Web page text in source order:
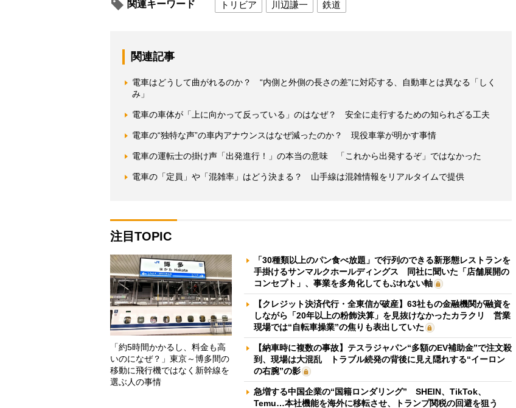
関連キーワード トリビア 川辺謙一 鉄道
関連記事
電車はどうして曲がれるのか？ “内側と外側の長さの差”に対応する、自動車とは異なる「しく
み」
電車の車体が「上に向かって反っている」のはなぜ？ 安全に走行するための知られざる工夫
電車の“独特な声”の車内アナウンスはなぜ減ったのか？ 現役車掌が明かす事情
電車の運転士の掛け声「出発進行！」の本当の意味 「これから出発するぞ」ではなかった
電車の「定員」や「混雑率」はどう決まる？ 山手線は混雑情報をリアルタイムで提供
注目TOPIC
「約5時間かかるし、料金も高
いのになぜ？」東京～博多間の
移動に飛行機ではなく新幹線を
選ぶ人の事情
「30種類以上のパン食べ放題」で行列のできる新形態レストランを
手掛けるサンマルクホールディングス 同社に聞いた「店舗展開の
コンセプト」、事業を多角化してもぶれない軸
【クレジット決済代行・全東信が破産】63社もの金融機関が融資を
しながら「20年以上の粉飾決算」を見抜けなかったカラクリ 営業
現場では“自転車操業”の焦りも表出していた
【納車時に複数の事故】テスラジャパン“多額のEV補助金”で注文殺
到、現場は大混乱 トラブル続発の背後に見え隠れする“イーロン
の右腕”の影
急増する中国企業の“国籍ロンダリング” SHEIN、TikTok、
Temu…本社機能を海外に移転させ、トランプ関税の回避を狙う